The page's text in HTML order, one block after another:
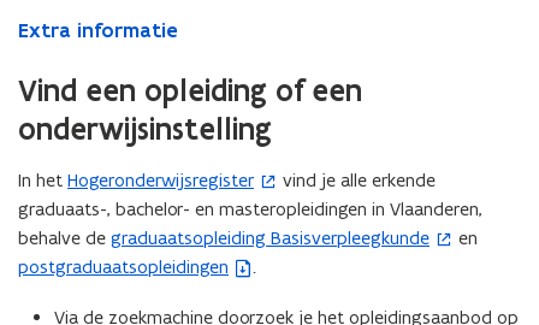
Extra informatie
Vind een opleiding of een
onderwijsinstelling
In het Hogeronderwijsregister
(
o
p
e
vind je alle erkende
graduaats-, bachelor- en masteropleidingen in Vlaanderen,
behalve de graduaatsopleiding Basisverpleegkunde
(
o
en
postgraduaatsopleidingen
(
.
Via de zoekmachine doorzoek je het opleidingsaanbod op